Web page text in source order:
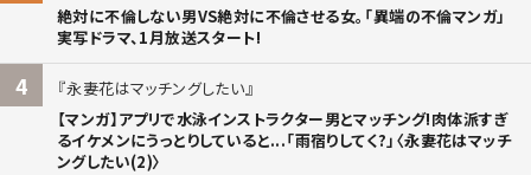
絶対に不倫しない男VS絶対に不倫させる女。「異端の不倫マンガ」
実写ドラマ、1月放送スタート!
4
永妻花はマッチングしたい
【マンガ】アプリで水泳インストラクター男とマッチング!肉体派すぎ
るイケメンにうっとりしていると...「雨宿りしてく?」〈永妻花はマッチ
ングしたい(2)〉